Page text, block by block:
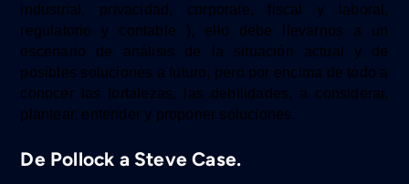
industrial, privacidad, corporate, fiscal y laboral,
regulatorio y contable ), ello debe llevarnos a un
escenario de análisis de la situación actual y de
posibles soluciones a futuro, pero por encima de todo a
conocer
las fortalezas, las debilidades, a considerar,
plantear, entender y proponer soluciones.
De Pollock a Steve Case.